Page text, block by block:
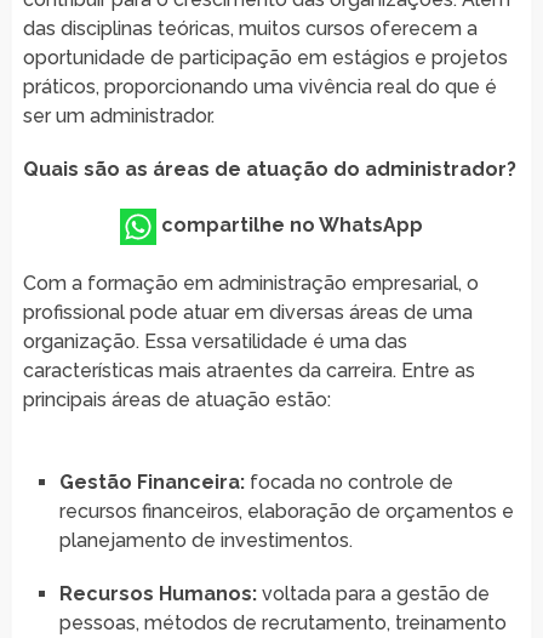
das disciplinas teóricas, muitos cursos oferecem a
oportunidade de participação em estágios e projetos
práticos, proporcionando uma vivência real do que é
ser um administrador.
Quais são as áreas de atuação do administrador?
compartilhe no WhatsApp
Com a formação em administração empresarial, o
profissional pode atuar em diversas áreas de uma
organização. Essa versatilidade é uma das
características mais atraentes da carreira. Entre as
principais áreas de atuação estão:
Gestão Financeira:focada no controle de
recursos financeiros, elaboração de orçamentos e
planejamento de investimentos.
Recursos Humanos:voltada para a gestão de
pessoas, métodos de recrutamento, treinamento